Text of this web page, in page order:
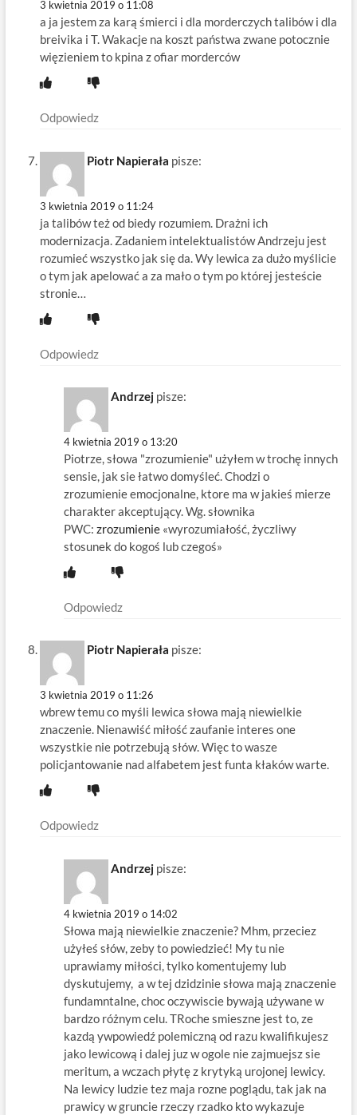
3 kwietnia 2019 o 11:08
a ja jestem za karą śmierci i dla morderczych talibów i dla
breivika i T. Wakacje na koszt państwa zwane potocznie
więzieniem to kpina z ofiar morderców
Odpowiedz
Piotr Napierała pisze:
3 kwietnia 2019 o 11:24
ja talibów też od biedy rozumiem. Drażni ich
modernizacja. Zadaniem intelektualistów Andrzeju jest
rozumieć wszystko jak się da. Wy lewica za dużo myślicie
o tym jak apelować a za mało o tym po której jesteście
stronie…
Odpowiedz
Andrzej pisze:
4 kwietnia 2019 o 13:20
Piotrze, słowa "zrozumienie" użyłem w trochę innych
sensie, jak sie łatwo domyśleć. Chodzi o
zrozumienie emocjonalne, ktore ma w jakieś mierze
charakter akceptujący. Wg. słownika
PWC: zrozumienie«wyrozumiałość, życzliwy
stosunek do kogoś lub czegoś»
Odpowiedz
Piotr Napierała pisze:
3 kwietnia 2019 o 11:26
wbrew temu co myśli lewica słowa mają niewielkie
znaczenie. Nienawiść miłość zaufanie interes one
wszystkie nie potrzebują słów. Więc to wasze
policjantowanie nad alfabetem jest funta kłaków warte.
Odpowiedz
Andrzej pisze:
4 kwietnia 2019 o 14:02
Słowa mają niewielkie znaczenie? Mhm, przeciez
użyłeś słów, zeby to powiedzieć! My tu nie
uprawiamy miłości, tylko komentujemy lub
dyskutujemy, a w tej dzidzinie słowa mają znaczenie
fundamntalne, choc oczywiscie bywają używane w
bardzo różnym celu. TRoche smieszne jest to, ze
kazdą ywpowiedź polemiczną od razu kwalifikujesz
jako lewicową i dalej juz w ogole nie zajmuejsz sie
meritum, a wczach płytę z krytyką urojonej lewicy.
Na lewicy ludzie tez maja rozne poglądu, tak jak na
prawicy w gruncie rzeczy rzadko kto wykazuje